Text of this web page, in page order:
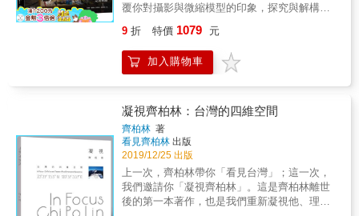
覆你對攝影與微縮模型的印象，探究與解構歷
型製作的雙重工藝技術，如何細膩刻畫出足以
欺騙肉眼的完美視覺效果 ※ 見微知著，從小地
方觀察與學習2位作者精湛的技術與藝術創作精
程與真實幕後】 萊特兄弟的第一次成功飛行
（1903年）、興登堡號空難（1937年）、美軍
士兵在硫磺島豎起國旗（1946年）、AS11-40-
5877 阿波羅登月探測計畫（1969年）等，許多
從小到大令大家耳熟能詳的經典歷史事件，藉
由兩位攝影師的巧手，透過「微縮模型」與
「商品攝影」的雙重工藝技術，如何把讓人信
以為真的景象，重現在眾人的眼前。 本書一共
9 折 特價 1079 元
加入購物車
凝視齊柏林：台灣的四維空間
齊柏林 著
看見齊柏林 出版
2019/12/25 出版
上一次，齊柏林帶你「看見台灣」；這一次，
我們邀請你「凝視齊柏林」。這是齊柏林離世
後的第一本著作，也是我們重新凝視他、理解